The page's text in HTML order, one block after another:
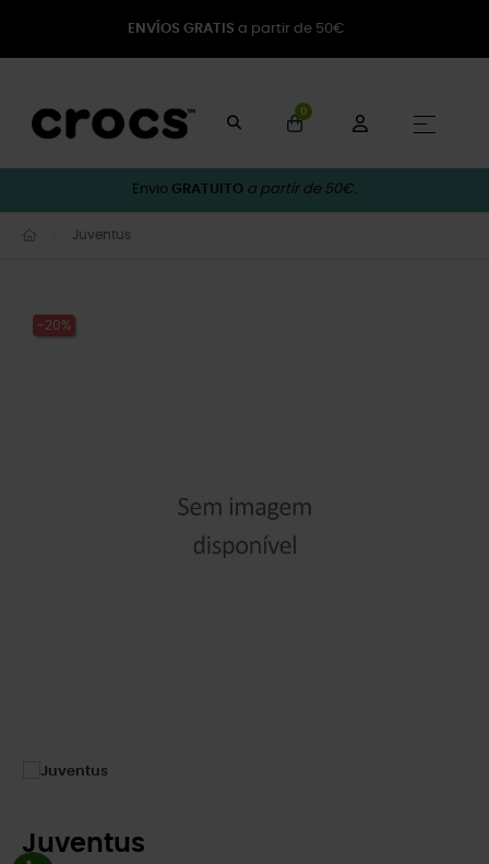
ENVÍOS GRATIS a partir de 50€
0
☰
Envio GRATUITO a partir de 50€.
Juventus
-20%
Juventus